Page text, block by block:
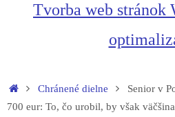
Tvorba web stránok
HomeChránené dielne Senior v
700 eur: To, čo urobil, by však